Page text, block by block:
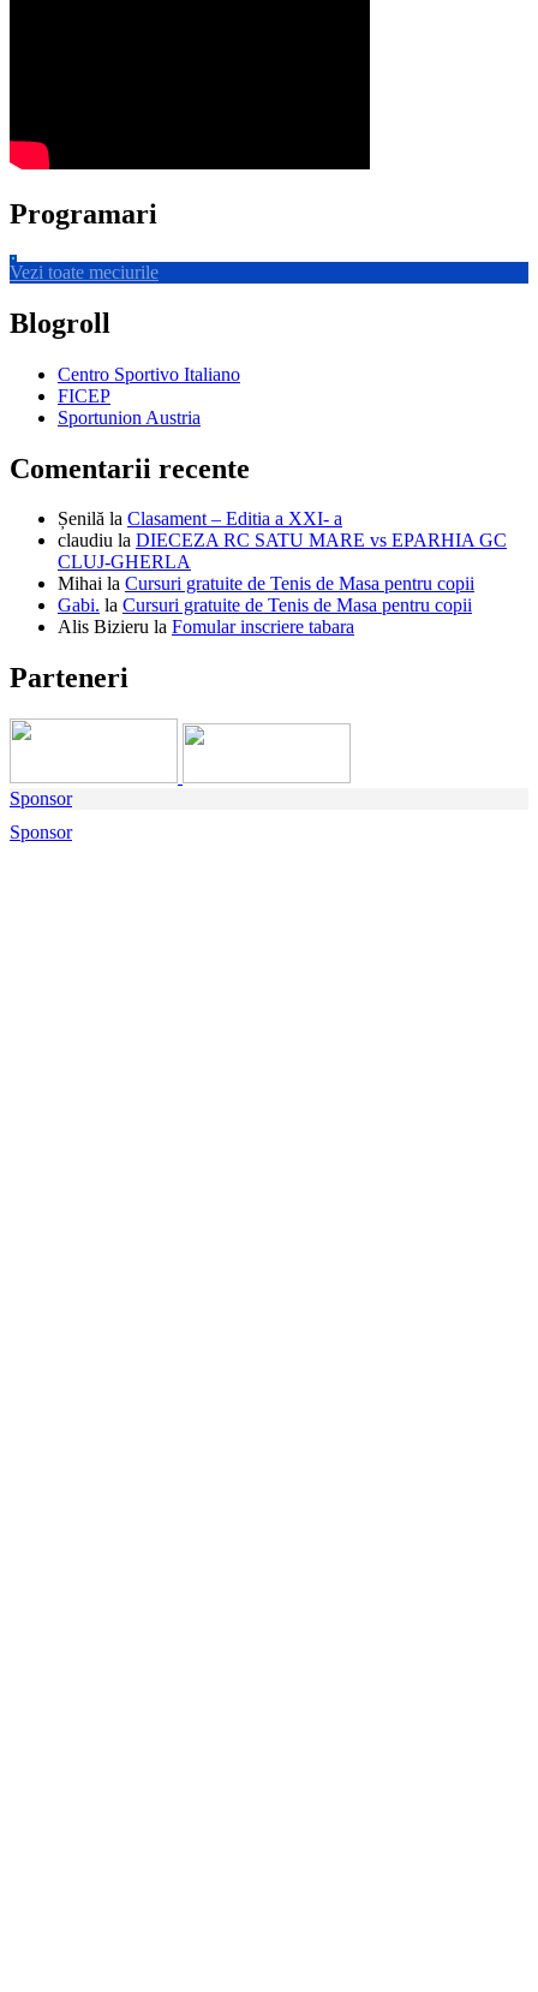
Programari
Vezi toate meciurile
Blogroll
Centro Sportivo Italiano
FICEP
Sportunion Austria
Comentarii recente
Șenilă la Clasament – Editia a XXI- a
claudiu la DIECEZA RC SATU MARE vs EPARHIA GC
CLUJ-GHERLA
Mihai la Cursuri gratuite de Tenis de Masa pentru copii
Gabi. la Cursuri gratuite de Tenis de Masa pentru copii
Alis Bizieru la Fomular inscriere tabara
Parteneri
Sponsor
Sponsor